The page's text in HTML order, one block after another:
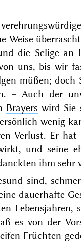
Weise
die Selige
uns, bis wir
müßen;
– Auch der
Brayers wird Sie
wenig
Verlust. Er
und seine
ihm sehr
sind,
dauerhafte
es von der
Früchten